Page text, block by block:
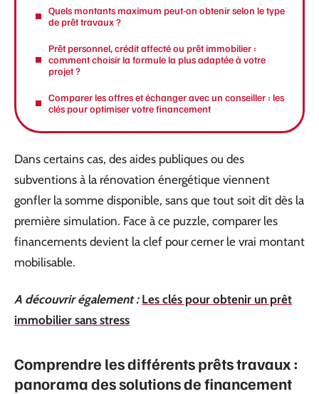
Quels montants maximum peut-on obtenir selon le type
de prêt travaux ?
Prêt personnel, crédit affecté ou prêt immobilier :
comment choisir la formule la plus adaptée à votre
projet ?
Comparer les offres et échanger avec un conseiller : les
clés pour optimiser votre financement
Dans certains cas, des aides publiques ou des
subventions à la rénovation énergétique viennent
gonfler la somme disponible, sans que tout soit dit dès la
première simulation. Face à ce puzzle, comparer les
financements devient la clef pour cerner le vrai montant
mobilisable.
A découvrir également : Les clés pour obtenir un prêt
immobilier sans stress
Comprendre les différents prêts travaux :
panorama des solutions de financement